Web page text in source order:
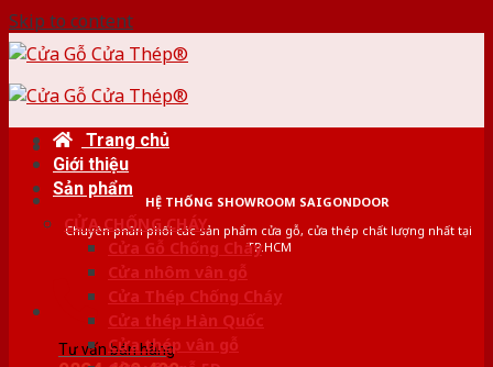
Skip to content
HỆ THỐNG SHOWROOM SAIGONDOOR
Chuyên phân phối các sản phẩm cửa gỗ, cửa thép chất lượng nhất tại
TP.HCM
Tư vấn bán hàng
Trang chủ
Giới thiệu
Sản phẩm
CỬA CHỐNG CHÁY
Cửa Gỗ Chống Cháy
Cửa nhôm vân gỗ
Cửa Thép Chống Cháy
Cửa thép Hàn Quốc
Cửa thép vân gỗ